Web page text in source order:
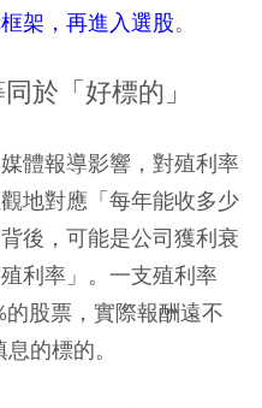
架，再進入選股。
於「好標的」
體報導影響，對殖利率
地對應「每年能收多少
後，可能是公司獲利衰
利率」。一支殖利率
股票，實際報酬遠不
的標的。